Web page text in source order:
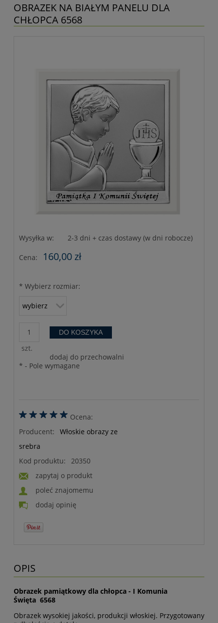
OBRAZEK NA BIAŁYM PANELU DLA
CHŁOPCA 6568
Wysyłka w: 2-3 dni + czas dostawy (w dni robocze)
Cena: 160,00 zł
* Wybierz rozmiar:
szt.
DO KOSZYKA
dodaj do przechowalni
* - Pole wymagane
Ocena:
Producent:
Włoskie obrazy ze
srebra
Kod produktu:
20350
zapytaj o produkt
poleć znajomemu
dodaj opinię
OPIS
Obrazek pamiątkowy dla chłopca - I Komunia
Święta 6568
Obrazek wysokiej jakości, produkcji włoskiej. Przygotowany